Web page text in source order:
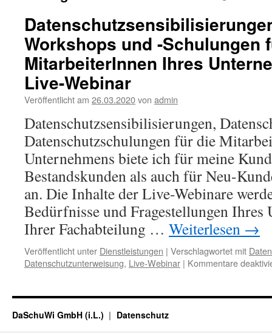
Workshops und -Schulungen
MitarbeiterInnen Ihres
Live-Webinar
Veröffentlicht am 26.03.2020von admin
Datenschutzsensibilisierungen,
Datenschutzschulungen für die
Unternehmens biete ich für meine
Bestandskunden als auch für Neu-
an. Die Inhalte der Live-Webinare
Bedürfnisse und Fragestellungen Ihres
Ihrer Fachabteilung … Weiterlesen →
Veröffentlicht unter Dienstleistungen | Verschlagwortet mit
Datenschutzunterweisung, Live-Webinar | Kommentare
DaSchuWi GmbH (i.L.) Datenschutz